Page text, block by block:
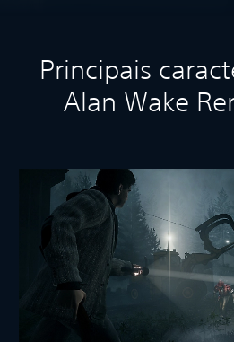
Principais
Alan Wake